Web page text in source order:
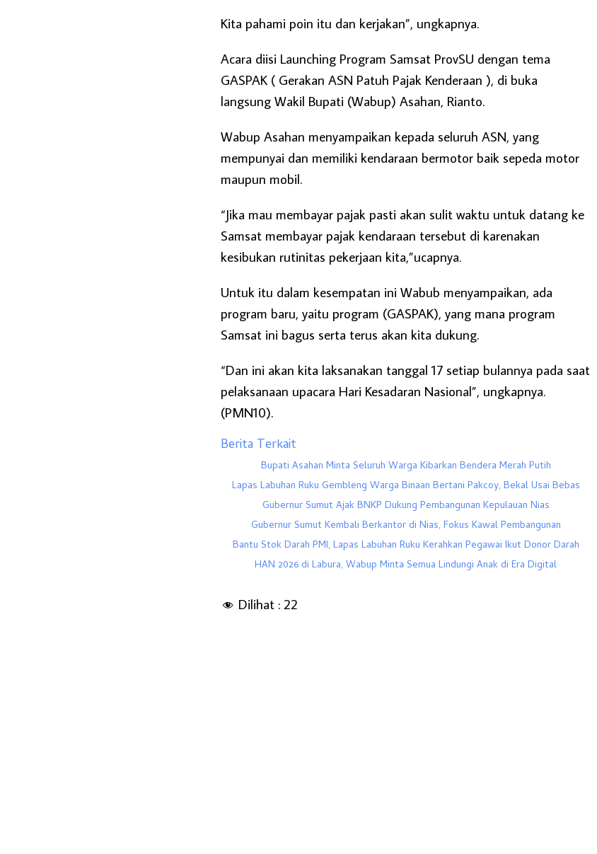
Kita pahami poin itu dan kerjakan”, ungkapnya.
Acara diisi Launching Program Samsat ProvSU dengan tema
GASPAK ( Gerakan ASN Patuh Pajak Kenderaan ), di buka
langsung Wakil Bupati (Wabup) Asahan, Rianto.
Wabup Asahan menyampaikan kepada seluruh ASN, yang
mempunyai dan memiliki kendaraan bermotor baik sepeda motor
maupun mobil.
“Jika mau membayar pajak pasti akan sulit waktu untuk datang ke
Samsat membayar pajak kendaraan tersebut di karenakan
kesibukan rutinitas pekerjaan kita,”ucapnya.
Untuk itu dalam kesempatan ini Wabub menyampaikan, ada
program baru, yaitu program (GASPAK), yang mana program
Samsat ini bagus serta terus akan kita dukung.
“Dan ini akan kita laksanakan tanggal 17 setiap bulannya pada saat
pelaksanaan upacara Hari Kesadaran Nasional”, ungkapnya.
(PMN10).
Berita Terkait
Bupati Asahan Minta Seluruh Warga Kibarkan Bendera Merah Putih
Lapas Labuhan Ruku Gembleng Warga Binaan Bertani Pakcoy, Bekal Usai Bebas
Gubernur Sumut Ajak BNKP Dukung Pembangunan Kepulauan Nias
Gubernur Sumut Kembali Berkantor di Nias, Fokus Kawal Pembangunan
Bantu Stok Darah PMI, Lapas Labuhan Ruku Kerahkan Pegawai Ikut Donor Darah
HAN 2026 di Labura, Wabup Minta Semua Lindungi Anak di Era Digital
Dilihat : 22